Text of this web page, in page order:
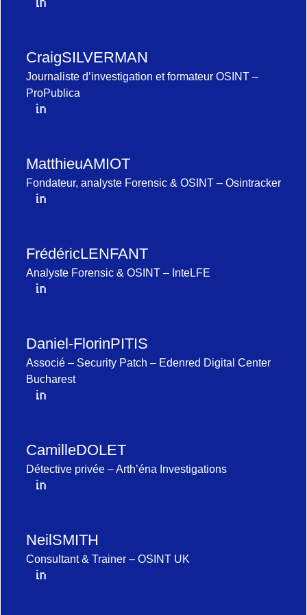
CraigSILVERMAN
Journaliste d’investigation et formateur OSINT –
ProPublica
MatthieuAMIOT
Fondateur, analyste Forensic & OSINT – Osintracker
FrédéricLENFANT
Analyste Forensic & OSINT – InteLFE
Daniel-FlorinPITIS
Associé – Security Patch – Edenred Digital Center
Bucharest
CamilleDOLET
Détective privée – Arth’éna Investigations
NeilSMITH
Consultant & Trainer – OSINT UK